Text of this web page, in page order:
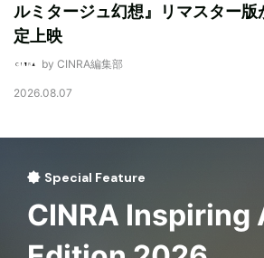
ルミタージュ幻想』リマスター版
定上映
by CINRA編集部
2026.08.07
Special Feature
CINRA Inspiring